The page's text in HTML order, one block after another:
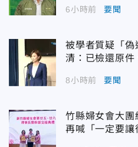
6小時前 要聞
被學者質疑「
清：已檢還原件
8小時前 要聞
竹縣婦女會大
再喊「一定要讓